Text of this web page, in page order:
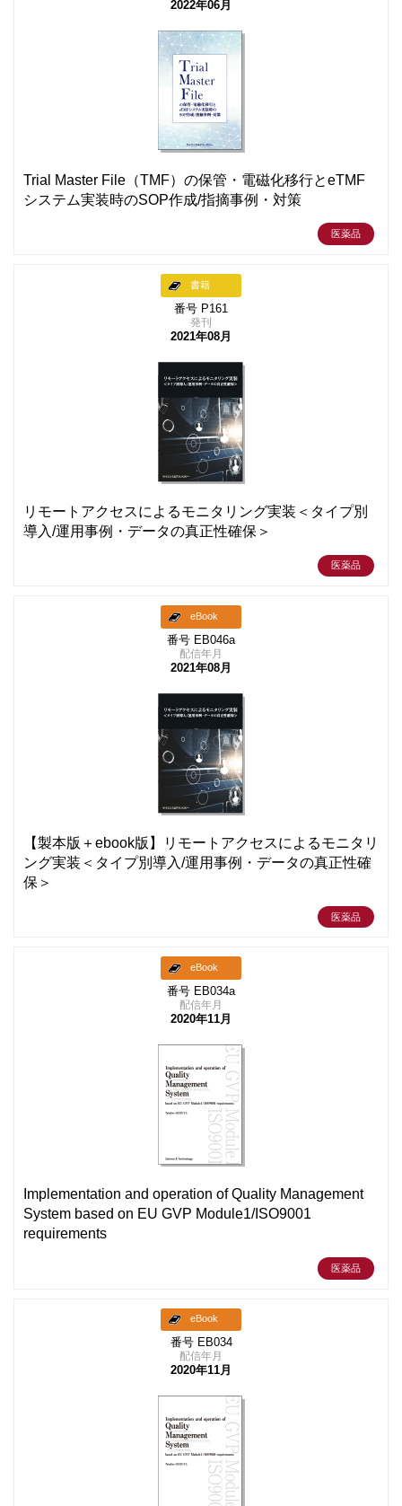
2022年06月
Trial Master File（TMF）の保管・電磁化移行とeTMF
システム実装時のSOP作成/指摘事例・対策
医薬品
書籍
番号 P161
発刊
2021年08月
リモートアクセスによるモニタリング実装＜タイプ別
導入/運用事例・データの真正性確保＞
医薬品
eBook
番号 EB046a
配信年月
2021年08月
【製本版＋ebook版】リモートアクセスによるモニタリ
ング実装＜タイプ別導入/運用事例・データの真正性確
保＞
医薬品
eBook
番号 EB034a
配信年月
2020年11月
Implementation and operation of Quality Management
System based on EU GVP Module1/ISO9001
requirements
医薬品
eBook
番号 EB034
配信年月
2020年11月